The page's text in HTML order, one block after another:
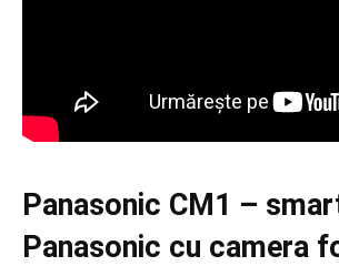
Panasonic CM1 –
Panasonic cu camera